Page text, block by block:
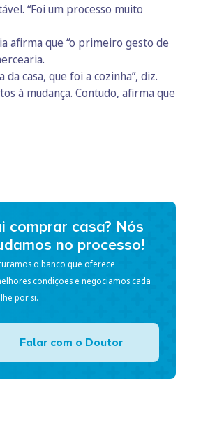
“Foi um processo muito
afirma que “o primeiro gesto de
casa, que foi a cozinha”, diz.
à mudança. Contudo, afirma que
comprar casa? Nós
no processo!
o banco que oferece
condições e negociamos cada
por si.
Falar com o Doutor